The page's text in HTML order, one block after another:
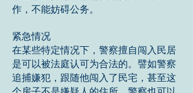
作，不能妨碍公务。
紧急情况
在某些特定情况下，警察擅自闯入民居
是可以被法庭认可为合法的。譬如警察
追捕嫌犯，跟随他闯入了民宅，甚至这